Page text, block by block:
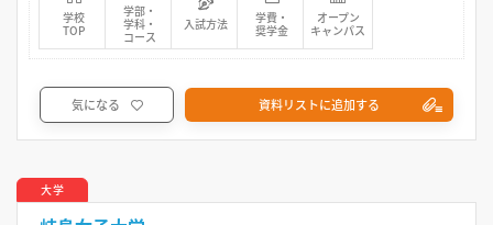
学校
TOP
学部・
学科・
コース
入試方法
学費・
奨学金
オープン
キャンパス
気になる 資料リストに追加する
大学